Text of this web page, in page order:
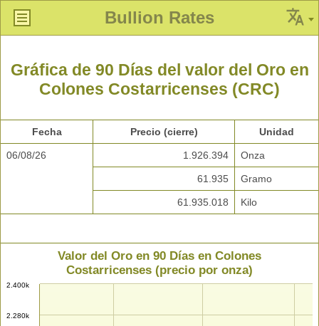
Bullion Rates
Gráfica de 90 Días del valor del Oro en
Colones Costarricenses (CRC)
Fecha Precio (cierre) Unidad
06/08/26 1.926.394 Onza
61.935 Gramo
61.935.018 Kilo
Valor del Oro en 90 Días en Colones
Costarricenses (precio por onza)
2.280k
2.400k